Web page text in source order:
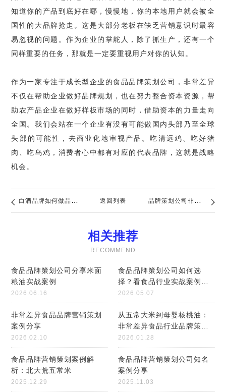
知道你的产品到底好在哪，慢慢地，你的本地用户就会被全
国性的大品牌抢走。这是大部分老板在缺乏营销意识时最容
易忽视的问题。作为企业的掌舵人，除了抓生产，还有一个
同样重要的任务，那就是一定要重视用户对你的认知。
作为一家专注于成长型企业的食品品牌策划公司，非常差异
不仅在帮助企业做好品牌规划，也在努力整合资本资源，帮
助农产品企业在做好样板市场的同时，借助资本的力量走向
全国。我们会站在一个企业有没有可能做国内头部乃至全球
头部的可能性，去商业化地审视产品。吃清远鸡、吃好猪
肉、吃乌鸡，消费者心中都有对应的代表品牌，这就是战略
机会。
白酒品牌如何做品牌 返回列表 品牌策划公司非常差
相关推荐
RECOMMEND
食品品牌策划公司分享米面
粮油实战案例
2026.06.16
食品品牌策划公司如何选
择？看食品行业实战案例分
享
2026.05.07
非常差异食品品牌营销策划
案例分享
2026.02.10
从五常大米到母婴核桃油：
非常差异食品行业品牌策划
案例解析
2026.01.28
食品品牌营销策划案例解
析：北大荒五常米
2025.12.29
食品品牌营销策划公司知名
案例分享
2025.11.03